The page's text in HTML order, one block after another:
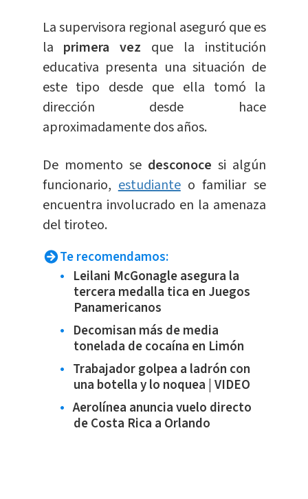
La supervisora regional aseguró que es
la primera vez que la institución
educativa presenta una situación de
este tipo desde que ella tomó la
dirección desde hace
aproximadamente dos años.
De momento se desconoce si algún
funcionario,estudianteo familiar se
encuentra involucrado en la amenaza
del tiroteo.
Te recomendamos:
Leilani McGonagle asegura la
tercera medalla tica en Juegos
Panamericanos
Decomisan más de media
tonelada de cocaína en Limón
Trabajador golpea a ladrón con
una botella y lo noquea | VIDEO
Aerolínea anuncia vuelo directo
de Costa Rica a Orlando